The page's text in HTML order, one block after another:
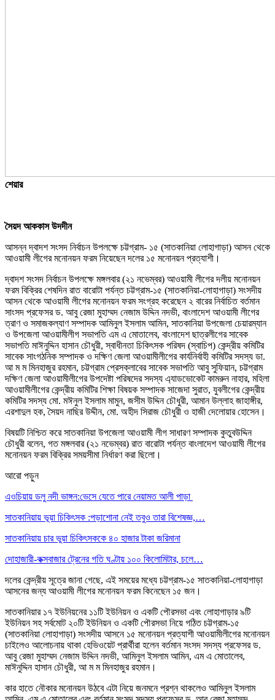
শেয়ার
সৈয়দ আককাস উদদীন
আসন্ন দ্বাদশ সংসদ নির্বাচন উপলক্ষে চট্টগ্রাম- ১৫ (সাতকানিয়া লোহাগাড়া) আসন থেকে
আওয়ামী লীগের মনোনয়ন ফরম নিয়েছেন দলের ১৫ মনোনয়ন প্রত্যাশী।
দ্বাদশ সংসদ নির্বাচন উপলক্ষে মঙ্গলবার (২১ নভেম্বর) আওয়ামী লীগের দলীয় মনোনয়ন
ফরম বিক্রির শেষদিন রাত বারোটা পর্যন্ত চট্টগ্রাম-১৫ (সাতকানিয়া-লোহাগাড়া) সংসদীয়
আসন থেকে আওয়ামী লীগের মনোনয়ন ফরম সংগ্রহ করেছেন ২ বারের নির্বাচিত বর্তমান
সাংসদ প্রফেসর ড. আবু রেজা মুহাম্মদ নেজাম উদ্দিন নদভী, বাংলাদেশ আওয়ামী লীগের
ত্রাণ ও সমাজকল্যাণ সম্পাদক আমিনুল ইসলাম আমিন, সাতকানিয়া উপজেলা চেয়ারম্যান
ও উপজেলা আওয়ামীলীগ সভাপতি এম এ মোতালেব, বাংলাদেশ ছাত্রলীগের সাবেক
সভাপতি মাঈনুদ্দিন হাসান চৌধুরী, স্বাধীনতা চিকিৎসক পরিষদ (স্বাচিপ) কেন্দ্রীয় কমিটির
সাবেক সাংগঠনিক সম্পাদক ও দক্ষিণ জেলা আওয়ামীলীগের কার্যনির্বাহী কমিটির সদস্য ডা.
আ ম ম মিনহাজুর রহমান, চট্টগ্রাম প্রেসক্লাবের সাবেক সভাপতি আবু সুফিয়ান, চট্টগ্রাম
দক্ষিণ জেলা আওয়ামীলীগের উপদেষ্টা পরিষদের সদস্য এ্যাডভোকেট কামরুন নাহার, মহিলা
আওয়ামীলীগের কেন্দ্রীয় কমিটির শিক্ষা বিষয়ক সম্পাদক সাজেদা সুরাত, যুবলীগের কেন্দ্রীয়
কমিটির সদস্য মো. মঈনুল ইসলাম মামুন, জসীম উদ্দিন চৌধুরী, আমান উল্লাহ জাহাঙ্গীর,
এরশাদুল হক, সৈয়দ নাছির উদ্দীন, মো. অহীদ সিরাজ চৌধুরী ও হাজী দেলোয়ার হোসেন।
বিষয়টি নিশ্চিত করে সাতকানিয়া উপজেলা আওয়ামী লীগ সাধারণ সম্পাদক কুতুবউদ্দিন
চৌধুরী বলেন, গত মঙ্গলবার (২১ নভেম্বর) রাত বারোটা পর্যন্ত বাংলাদেশ আওয়ামী লীগের
মনোনয়ন ফরম বিক্রির সময়সীমা নির্ধারণ করা ছিলো।
আরো পড়ুন
এওচিয়ায় ডলু নদী ভাঙ্গন:ভেসে যেতে পারে নেয়ামত আলী পাড়া
সাতকানিয়ায় ভূয়া চিকিৎসক :পড়াশোনা নেই তবুও তারা বিশেষজ্ঞ,…
সাতকানিয়ায় চার ভুয়া চিকিৎসককে ৪০ হাজার টাকা জরিমানা
দোহাজারী-কক্সবাজার ট্রেনের গতি ঘণ্টায় ১০০ কিলোমিটার, চলে…
দলের কেন্দ্রীয় সূত্রে জানা গেছে, এই সময়ের মধ্যে চট্টগ্রাম-১৫ সাতকানিয়া-লোহাগাড়া
আসনের জন্য আওয়ামী লীগের মনোনয়ন ফরম কিনেছেন ১৫ জন।
সাতকানিয়ার ১৭ ইউনিয়নের ১১টি ইউনিয়ন ও একটি পৌরসভা এবং লোহাগাড়ার ৯টি
ইউনিয়ন সহ সর্বমোট ২০টি ইউনিয়ন ও একটি পৌরসভা নিয়ে গঠিত চট্টগ্রাম-১৫
(সাতকানিয়া লোহাগাড়া) সংসদীয় আসনে ১৫ মনোনয়ন প্রত্যাশী আওয়ামীলীগের মনোনয়ন
চাইলেও আলোচনায় থাকা হেভিওয়েট প্রার্থীরা হলেন বর্তমান সংসদ সদস্য প্রফেসর ড.
আবু রেজা মুহাম্মদ নেজাম উদ্দিন নদভী, আমিনুল ইসলাম আমিন, এম এ মোতালেব,
মাঈনুদ্দিন হাসান চৌধুরী, আ ম ম মিনহাজুর রহমান।
কার হাতে নৌকার মনোনয়ন উঠবে এটা নিয়ে জনমনে প্রশ্ন থাকলেও আমিনুল ইসলাম